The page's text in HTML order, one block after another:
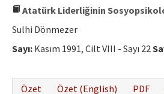
Atatürk Liderliğinin
Sulhi Dönmezer
Sayı: Kasım 1991, Cilt VIII - Sayı 22
Özet
Özet (English) PDF